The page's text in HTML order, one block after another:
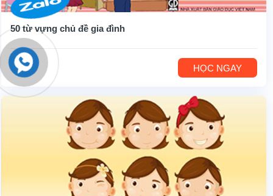
50 từ vựng chủ đề gia đình
HỌC NGAY